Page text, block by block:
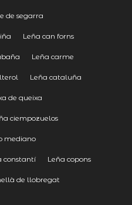
de segarra
Leña can forns
Leña carme
Leña cataluña
de queixa
ciempozuelos
mediano
constantí Leña copons
de llobregat